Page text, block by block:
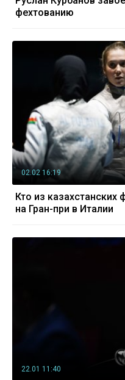
фехтованию
02.02 16:19
Кто из
на Гран-при в Италии
22.01 11:40